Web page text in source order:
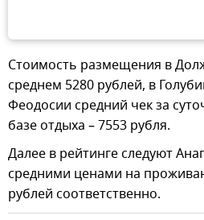
Стоимость размещения в
среднем 5280 рублей, в
Феодосии средний чек за
базе отдыха – 7553 рубля.
Далее в рейтинге следуют
средними ценами на
рублей соответственно.